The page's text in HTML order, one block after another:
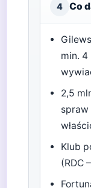
4 Co
min. 4
2,5
spraw
Klub
(RDC